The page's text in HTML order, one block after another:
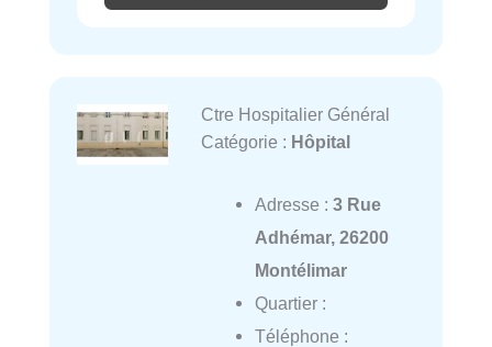
Ctre Hospitalier Général
Catégorie : Hôpital
Adresse : 3 Rue
Adhémar, 26200
Montélimar
Quartier :
Téléphone :